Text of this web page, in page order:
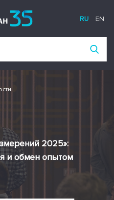
RU EN
2025»:
и обмен опытом